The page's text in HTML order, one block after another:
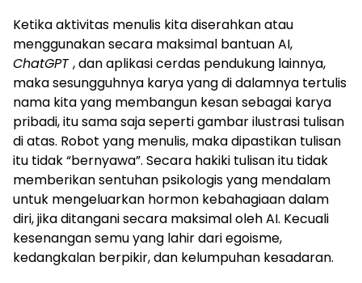
Ketika aktivitas menulis kita diserahkan atau
menggunakan secara maksimal bantuan AI,
ChatGPT, dan aplikasi cerdas pendukung lainnya,
maka sesungguhnya karya yang di dalamnya tertulis
nama kita yang membangun kesan sebagai karya
pribadi, itu sama saja seperti gambar ilustrasi tulisan
di atas. Robot yang menulis, maka dipastikan tulisan
itu tidak “bernyawa”. Secara hakiki tulisan itu tidak
memberikan sentuhan psikologis yang mendalam
untuk mengeluarkan hormon kebahagiaan dalam
diri, jika ditangani secara maksimal oleh AI. Kecuali
kesenangan semu yang lahir dari egoisme,
kedangkalan berpikir, dan kelumpuhan kesadaran.